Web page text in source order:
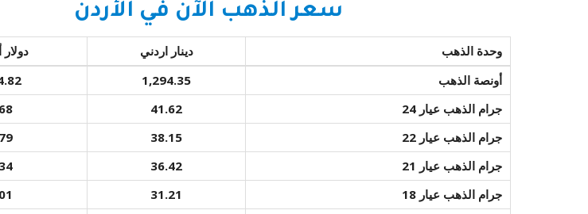
سعر الذهب الآن في الأردن
وحدة الذهب دينار اردني
أونصة الذهب
1,294.35
جرام الذهب عيار 24
41.62
جرام الذهب عيار 22
38.15
جرام الذهب عيار 21
36.42
جرام الذهب عيار 18
31.21